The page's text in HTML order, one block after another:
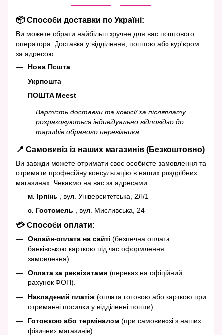
📦 Способи доставки по Україні:
Ви можете обрати найбільш зручне для вас поштового
оператора. Доставка у відділення, поштою або кур'єром
за адресою:
Нова Пошта
Укрпошта
ПОШТА Meest
Вартість доставки та комісії за післяплату
розраховуються індивідуально відповідно до
тарифів обраного перевізника.
📍 Самовивіз із наших магазинів (Безкоштовно)
Ви завжди можете отримати своє особисте замовлення та
отримати професійну консультацію в наших роздрібних
магазинах. Чекаємо на вас за адресами:
м. Ірпінь , вул. Університетська, 2Л/1
с. Гостомель , вул. Мисливська, 24
💳 Способи оплати:
Онлайн-оплата на сайті (безпечна оплата
банківською карткою під час оформлення
замовлення).
Оплата за реквізитами (переказ на офіційний
рахунок ФОП).
Накладений платіж (оплата готовою або карткою при
отриманні посилки у відділенні пошти).
Готовкою або терміналом (при самовивозі з наших
фізичних магазинів).